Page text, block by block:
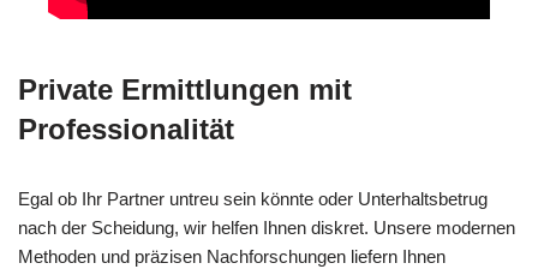
Private Ermittlungen mit
Professionalität
Egal ob Ihr Partner untreu sein könnte oder Unterhaltsbetrug
nach der Scheidung, wir helfen Ihnen diskret. Unsere modernen
Methoden und präzisen Nachforschungen liefern Ihnen